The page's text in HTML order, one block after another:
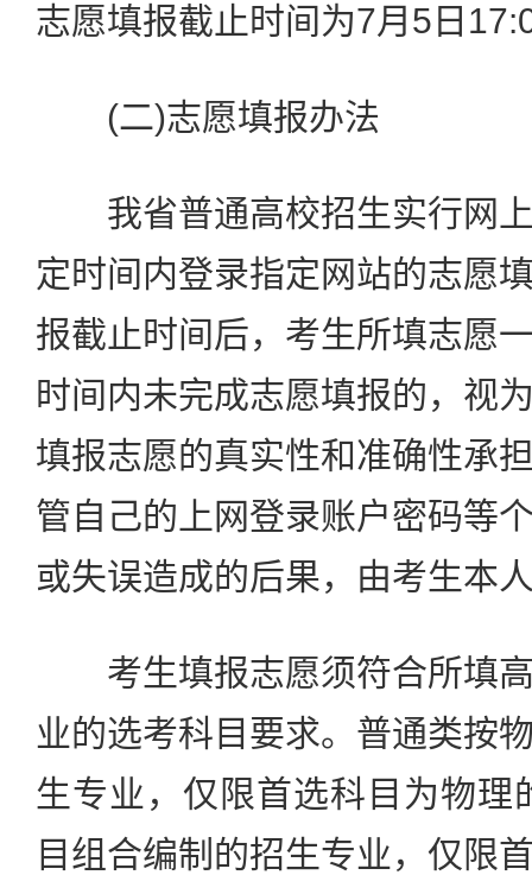
志愿填报截止时间为7月5日
(二)志愿填报办法
我省普通高校招生实行网上
定时间内登录指定网站的志愿
报截止时间后，考生所填志愿
时间内未完成志愿填报的，视
填报志愿的真实性和准确性承
管自己的上网登录账户密码等
或失误造成的后果，由考生本
考生填报志愿须符合所填高
业的选考科目要求。普通类按
生专业，仅限首选科目为物理
目组合编制的招生专业，仅限